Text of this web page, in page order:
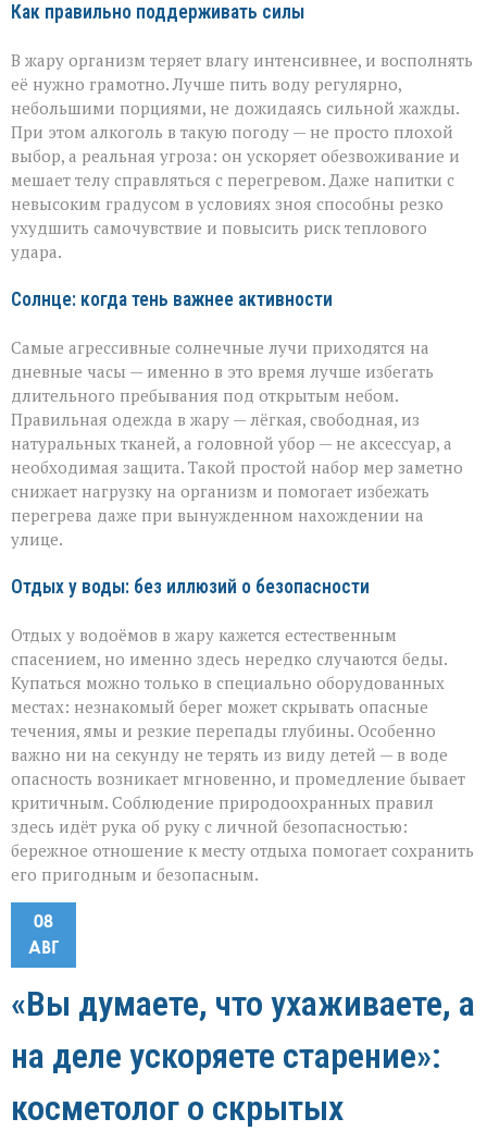
Как правильно поддерживать силы
В жару организм теряет влагу интенсивнее, и восполнять
её нужно грамотно. Лучше пить воду регулярно,
небольшими порциями, не дожидаясь сильной жажды.
При этом алкоголь в такую погоду — не просто плохой
выбор, а реальная угроза: он ускоряет обезвоживание и
мешает телу справляться с перегревом. Даже напитки с
невысоким градусом в условиях зноя способны резко
ухудшить самочувствие и повысить риск теплового
удара.
Солнце: когда тень важнее активности
Самые агрессивные солнечные лучи приходятся на
дневные часы — именно в это время лучше избегать
длительного пребывания под открытым небом.
Правильная одежда в жару — лёгкая, свободная, из
натуральных тканей, а головной убор — не аксессуар, а
необходимая защита. Такой простой набор мер заметно
снижает нагрузку на организм и помогает избежать
перегрева даже при вынужденном нахождении на
улице.
Отдых у воды: без иллюзий о безопасности
Отдых у водоёмов в жару кажется естественным
спасением, но именно здесь нередко случаются беды.
Купаться можно только в специально оборудованных
местах: незнакомый берег может скрывать опасные
течения, ямы и резкие перепады глубины. Особенно
важно ни на секунду не терять из виду детей — в воде
опасность возникает мгновенно, и промедление бывает
критичным. Соблюдение природоохранных правил
здесь идёт рука об руку с личной безопасностью:
бережное отношение к месту отдыха помогает сохранить
его пригодным и безопасным.
08
АВГ
«Вы думаете, что ухаживаете, а
на деле ускоряете старение»:
косметолог о скрытых